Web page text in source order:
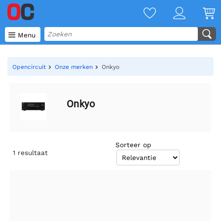
 Menu
Opencircuit Onze merken Onkyo
Onkyo
1 resultaat
Sorteer op